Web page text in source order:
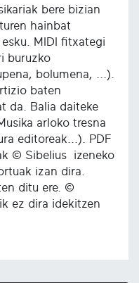
bere bizian
hainbat
MIDI fitxategi
buruzko
bolumena, ...).
baten
da. Balia daiteke
arloko tresna
editoreak...). PDF
© Sibelius izeneko
izan dira.
ditu ere. ©
ez dira idekitzen